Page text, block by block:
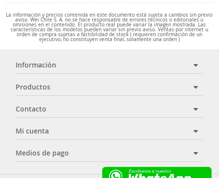
La información y precios contenida en este documento está sujeta a cambios sin previo
aviso. Wei Chile S. A. no se hace responsable de errores técnicos o editoriales u
omisiones en el contenido. El producto real puede variar la imagen mostrada. Las
características de los modelos pueden variar sin previo aviso. Ventas por internet u
orden de compra sujetas a factibilidad de stock ( requieren confirmación de un
ejecutivo, no constituyen venta final, solamente una orden )
Información
Productos
Contacto
Mi cuenta
Medios de pago